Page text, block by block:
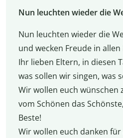
Nun leuchten wieder die
Nun leuchten wieder die
und wecken Freude in allen
Ihr lieben Eltern, in diesen
was sollen wir singen, was
Wir wollen euch wünschen
vom Schönen das
Beste!
Wir wollen euch danken für